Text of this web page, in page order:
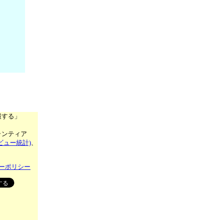
る」
ティア
ュー統計)、
ポリシー